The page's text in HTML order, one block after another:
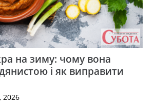
на зиму: чому вона
і як виправити
2026